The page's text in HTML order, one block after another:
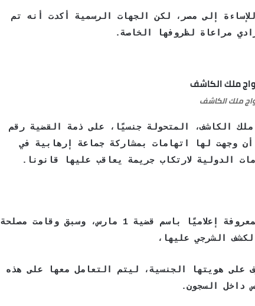
إلى مصر، لكن الجهات الرسمية أكدت أنه تم
مراعاة لظروفها الخاصة.
ملك الكاشف
الكاشف، المتحولة جنسيًا، على ذمة القضية رقم
بعد أن وجهت لها اتهامات بمشاركة جماعة إرهابية في
الدولية لارتكاب جريمة يعاقب عليها قانونا.
وتم القبض على ملك الكاشف، في القضية المعروفة إعلاميًا باسم قضية 1 مارس، وسبق وقامت مصلحة
الشرجي عليها،
على هويتها الجنسية، ليتم التعامل معها على هذه
داخل السجون.